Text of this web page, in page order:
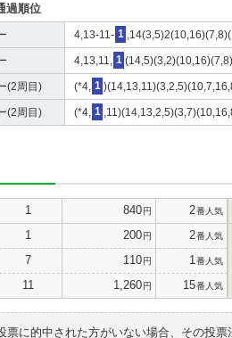
過順位
4,13-11- 1
4,13,11, 1
(2周目) (*4, 1
(2周目) (*4, 1
1 840円 2番人気
1 200円 2番人気
7 110円 1 番人気
11 1,260円 15番人気
票に的中された方がいない場合、その投